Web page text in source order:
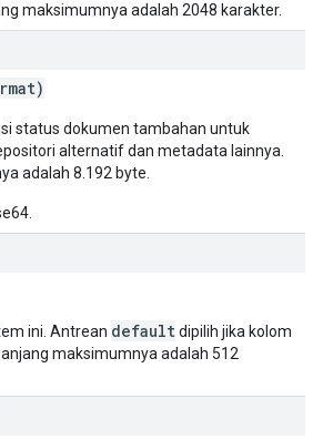
maksimumnya adalah 2048 karakter.
status dokumen tambahan untuk
alternatif dan metadata lainnya.
adalah 8.192 byte.
ini. Antrean defaultdipilih jika kolom
maksimumnya adalah 512